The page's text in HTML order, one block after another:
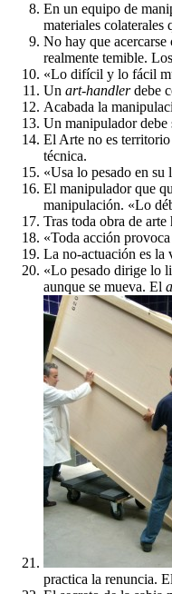
En un equipo de
materiales colaterales
No hay que
realmente temible.
«Lo difícil y lo fácil
Un art-handlerdebe
Acabada la
Un manipulador debe
El Arte no es territorio
técnica.
«Usa lo pesado en
El manipulador que
manipulación. «Lo
Tras toda obra de
«Toda acción
La no-actuación es la
«Lo pesado dirige lo
aunque se mueva. El
practica la renuncia.